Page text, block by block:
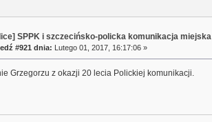
SPPK i szczecińsko-policka komunikacja miejska
#921 dnia: Lutego 01, 2017, 16:17:06 »
Grzegorzu z okazji 20 lecia Polickiej komunikacji.